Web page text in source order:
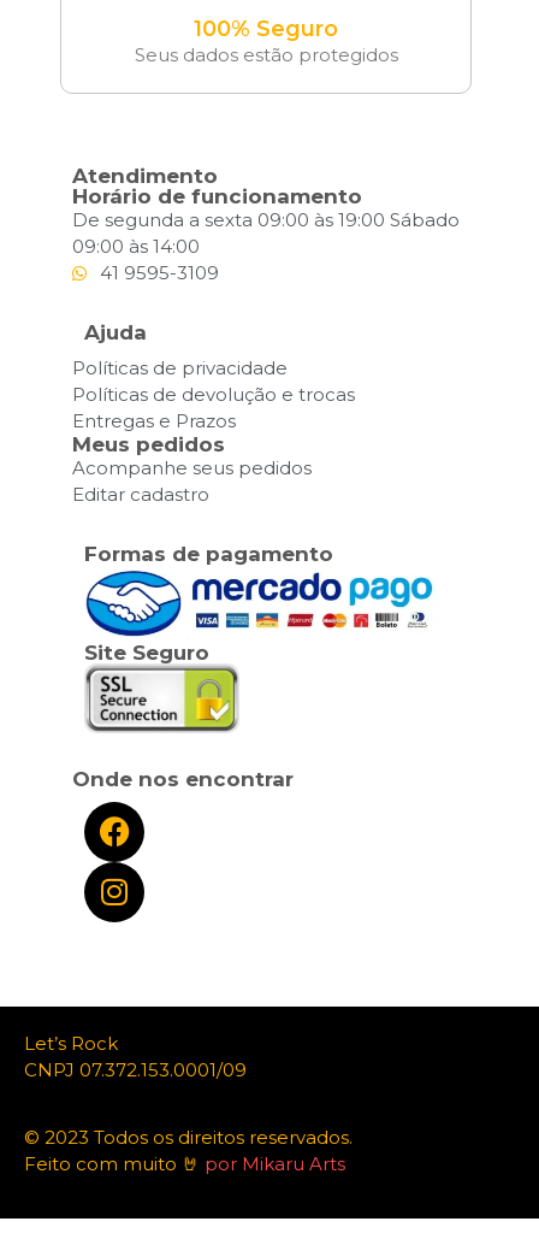
100% Seguro
Seus dados estão protegidos
Atendimento
Horário de funcionamento
De segunda a sexta 09:00 às 19:00 Sábado
09:00 às 14:00
41 9595-3109
Ajuda
Políticas de privacidade
Políticas de devolução e trocas
Entregas e Prazos
Meus pedidos
Acompanhe seus pedidos
Editar cadastro
Formas de pagamento
Site Seguro
Onde nos encontrar
Let’s Rock
CNPJ 07.372.153.0001/09
© 2023 Todos os direitos reservados.
Feito com muito 🤘 por Mikaru Arts